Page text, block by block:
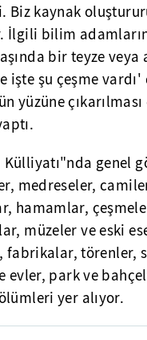
Biz kaynak
İlgili bilim
bir teyze
işte şu çeşme
yüzüne
Külliyatı"nda genel
medreseler,
hamamlar,
müzeler ve eski
fabrikalar, törenler,
evler, park ve
yer alıyor.